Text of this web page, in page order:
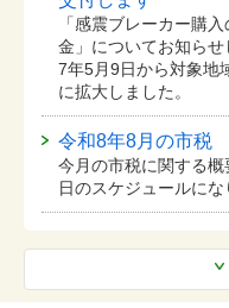
「感震ブレーカー購
金」についてお知らせ
7年5月9日から対象地
に拡大しました。
令和8年8月の市税
今月の市税に関する
日のスケジュールにな